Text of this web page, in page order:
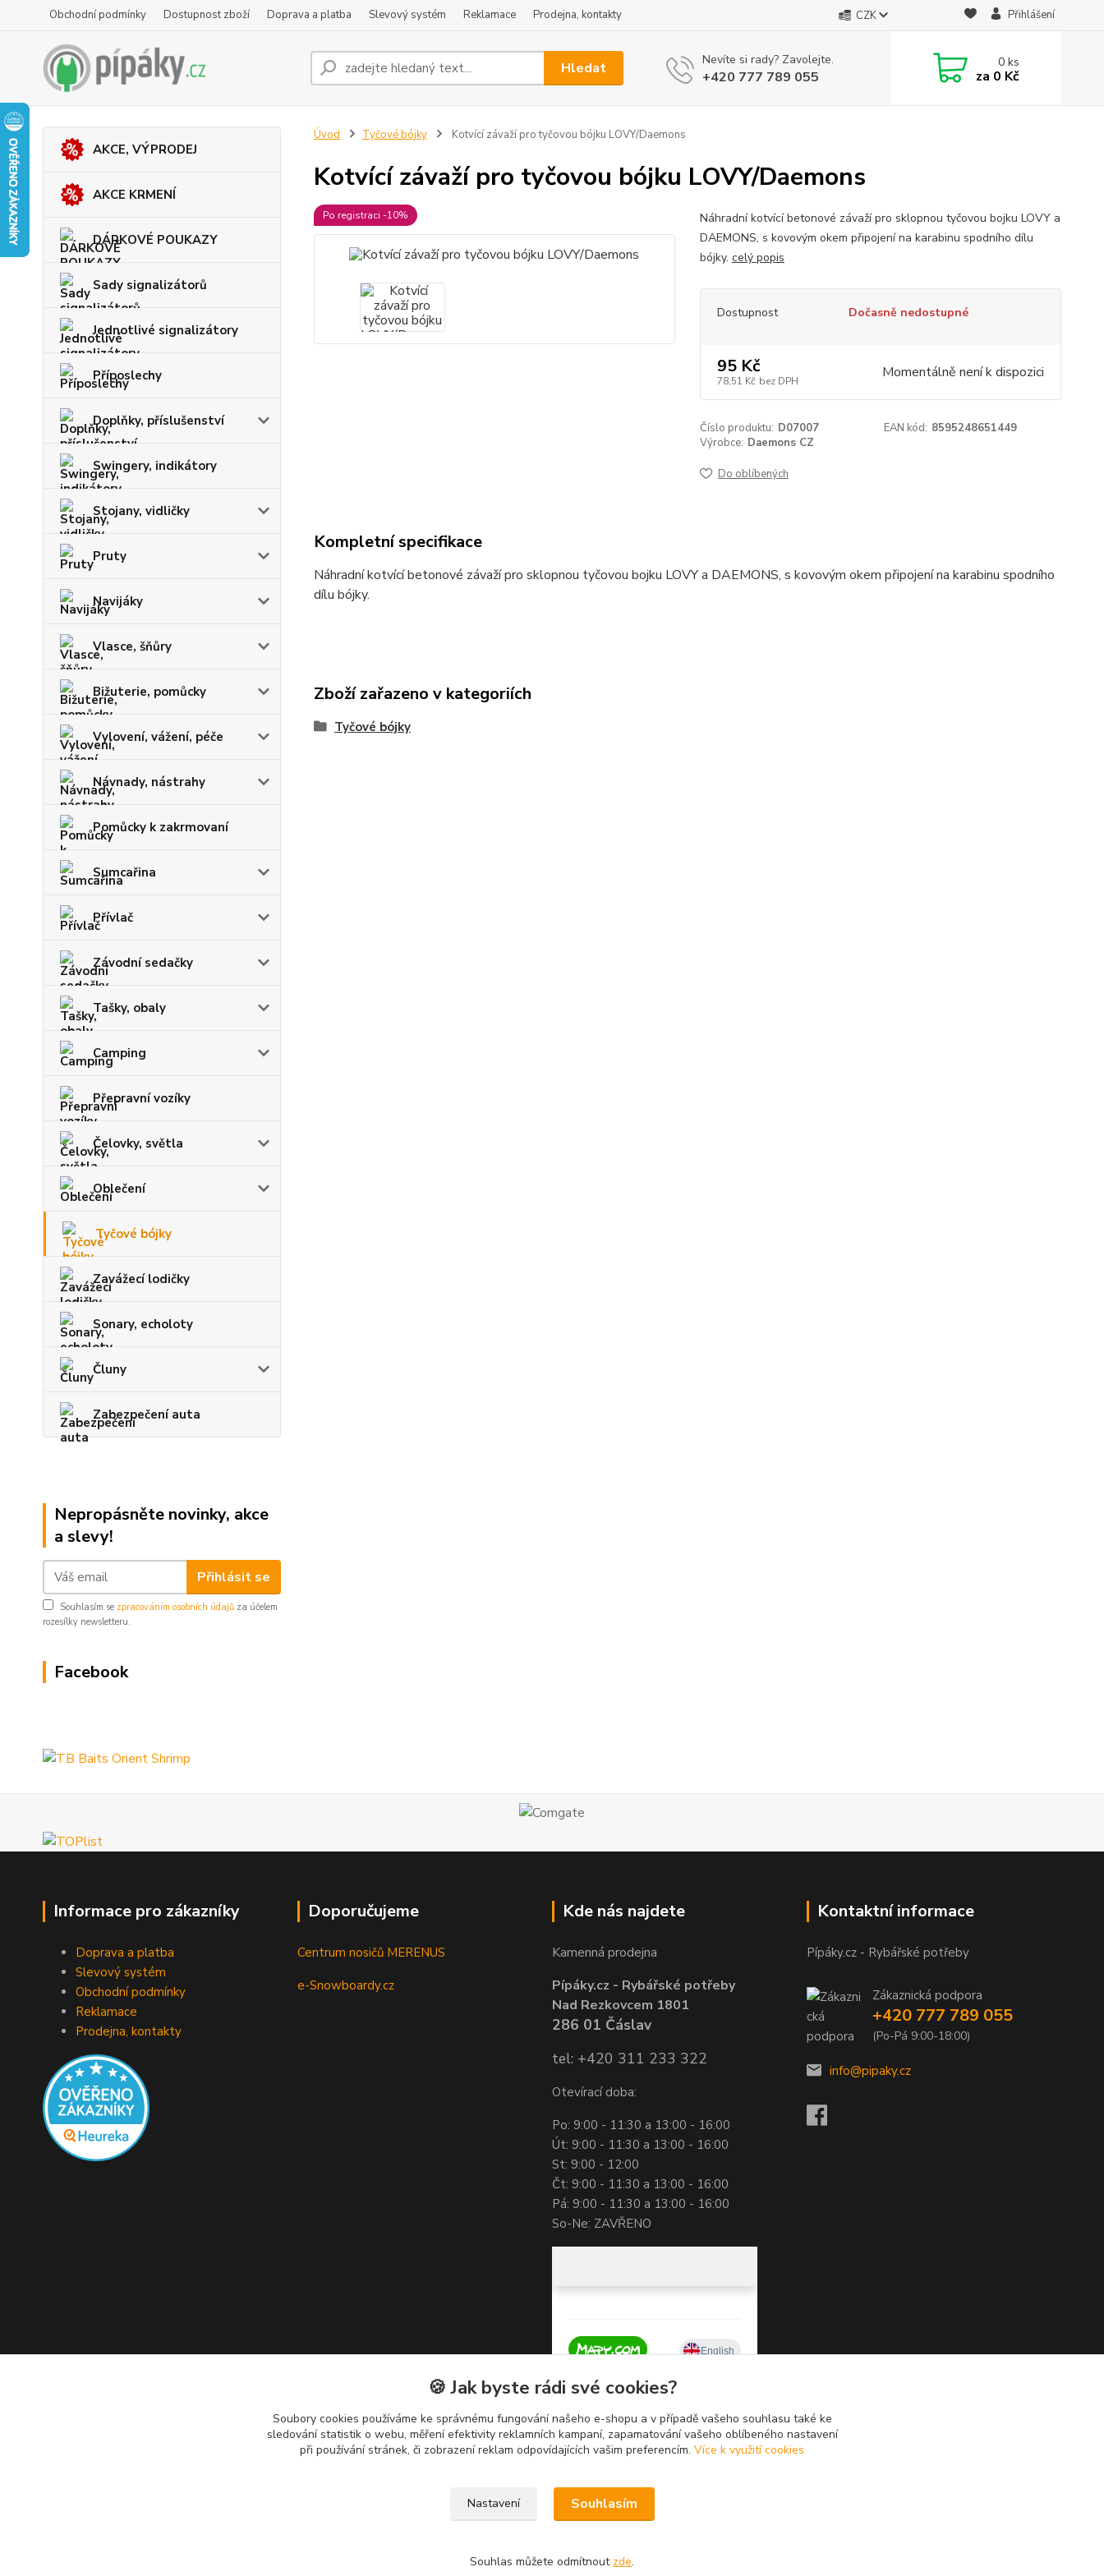
Obchodní podmínky Dostupnost zboží Doprava a platba Slevový systém Reklamace Prodejna, kontakty CZK Přihlášení
Hledat Nevíte si rady? Zavolejte.
+420 777 789 055
0ks
za 0 Kč
AKCE, VÝPRODEJ
AKCE KRMENÍ
DÁRKOVÉ POUKAZY
Sady signalizátorů
Jednotlivé signalizátory
Příposlechy
Doplňky, příslušenství
Swingery, indikátory
Stojany, vidličky
Pruty
Navijáky
Vlasce, šňůry
Bižuterie, pomůcky
Vylovení, vážení, péče
Návnady, nástrahy
Pomůcky k zakrmovaní
Sumcařina
Přívlač
Závodní sedačky
Tašky, obaly
Camping
Přepravní vozíky
Čelovky, světla
Oblečení
Tyčové bójky
Zavážecí lodičky
Sonary, echoloty
Čluny
Zabezpečení auta
Nepropásněte novinky, akce
a slevy!
Přihlásit se
Souhlasím se zpracováním osobních údajů za účelem
rozesílky newsletteru.
Facebook
Úvod Tyčové bójky Kotvící závaží pro tyčovou bójku LOVY/Daemons
Kotvící závaží pro tyčovou bójku LOVY/Daemons
Po registraci -10%
Náhradní kotvící betonové závaží pro sklopnou tyčovou bojku LOVY a
DAEMONS, s kovovým okem připojení na karabinu spodního dílu
bójky. celý popis
Dostupnost Dočasně nedostupné
95 Kč
78,51 Kč bez DPH Momentálně není k dispozici
Číslo produktu: D07007 EAN kód: 8595248651449
Výrobce: Daemons CZ
Do oblíbených
Kompletní specifikace
Náhradní kotvící betonové závaží pro sklopnou tyčovou bojku LOVY a DAEMONS, s kovovým okem připojení na karabinu spodního
dílu bójky.
Zboží zařazeno v kategoriích
Tyčové bójky
Informace pro zákazníky
Doprava a platba
Slevový systém
Obchodní podmínky
Reklamace
Prodejna, kontakty
Doporučujeme
Centrum nosičů MERENUS
e-Snowboardy.cz
Kde nás najdete
Kamenná prodejna
Pípáky.cz - Rybářské potřeby
Nad Rezkovcem 1801
286 01 Čáslav
tel: +420 311 233 322
Otevírací doba:
Po: 9:00 - 11:30 a 13:00 - 16:00
Út: 9:00 - 11:30 a 13:00 - 16:00
St: 9:00 - 12:00
Čt: 9:00 - 11:30 a 13:00 - 16:00
Pá: 9:00 - 11:30 a 13:00 - 16:00
So-Ne: ZAVŘENO
Kontaktní informace
Pípáky.cz - Rybářské potřeby
Zákaznická podpora
+420 777 789 055
(Po-Pá 9:00-18:00)
info@pipaky.cz
🍪 Jak byste rádi své cookies?
Soubory cookies používáme ke správnému fungování našeho e-shopu a v případě vašeho souhlasu také ke
sledování statistik o webu, měření efektivity reklamních kampaní, zapamatování vašeho oblíbeného nastavení
při používání stránek, či zobrazení reklam odpovídajících vašim preferencím. Více k využití cookies
Nastavení Souhlasím
Souhlas můžete odmítnout zde.